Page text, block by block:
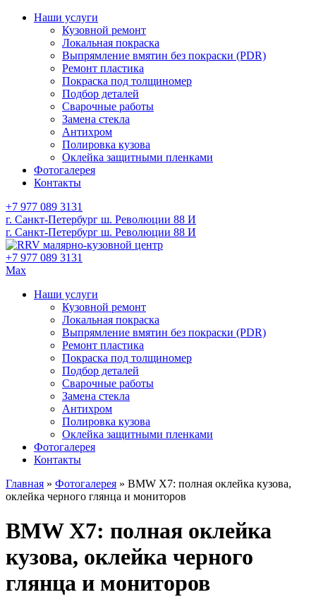
Наши услуги
Кузовной ремонт
Локальная покраска
Выпрямление вмятин без покраски (PDR)
Ремонт пластика
Покраска под толщиномер
Подбор деталей
Сварочные работы
Замена стекла
Антихром
Полировка кузова
Оклейка защитными пленками
Фотогалерея
Контакты
+7 977 089 3131
г. Санкт-Петербург ш. Революции 88 И
г. Санкт-Петербург ш. Революции 88 И
малярно-кузовной центр
+7 977 089 3131
Max
Наши услуги
Кузовной ремонт
Локальная покраска
Выпрямление вмятин без покраски (PDR)
Ремонт пластика
Покраска под толщиномер
Подбор деталей
Сварочные работы
Замена стекла
Антихром
Полировка кузова
Оклейка защитными пленками
Фотогалерея
Контакты
Главная » Фотогалерея » BMW X7: полная оклейка кузова,
оклейка черного глянца и мониторов
BMW X7: полная оклейка
кузова, оклейка черного
глянца и мониторов